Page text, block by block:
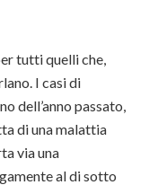
tutti quelli che,
I casi di
dell’anno passato,
di una malattia
via una
al di sotto